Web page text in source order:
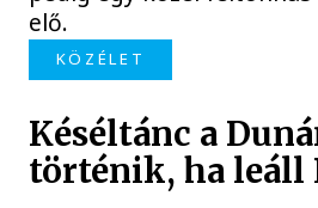
elő.
KÖZÉLET
Késéltánc a
történik, ha leáll